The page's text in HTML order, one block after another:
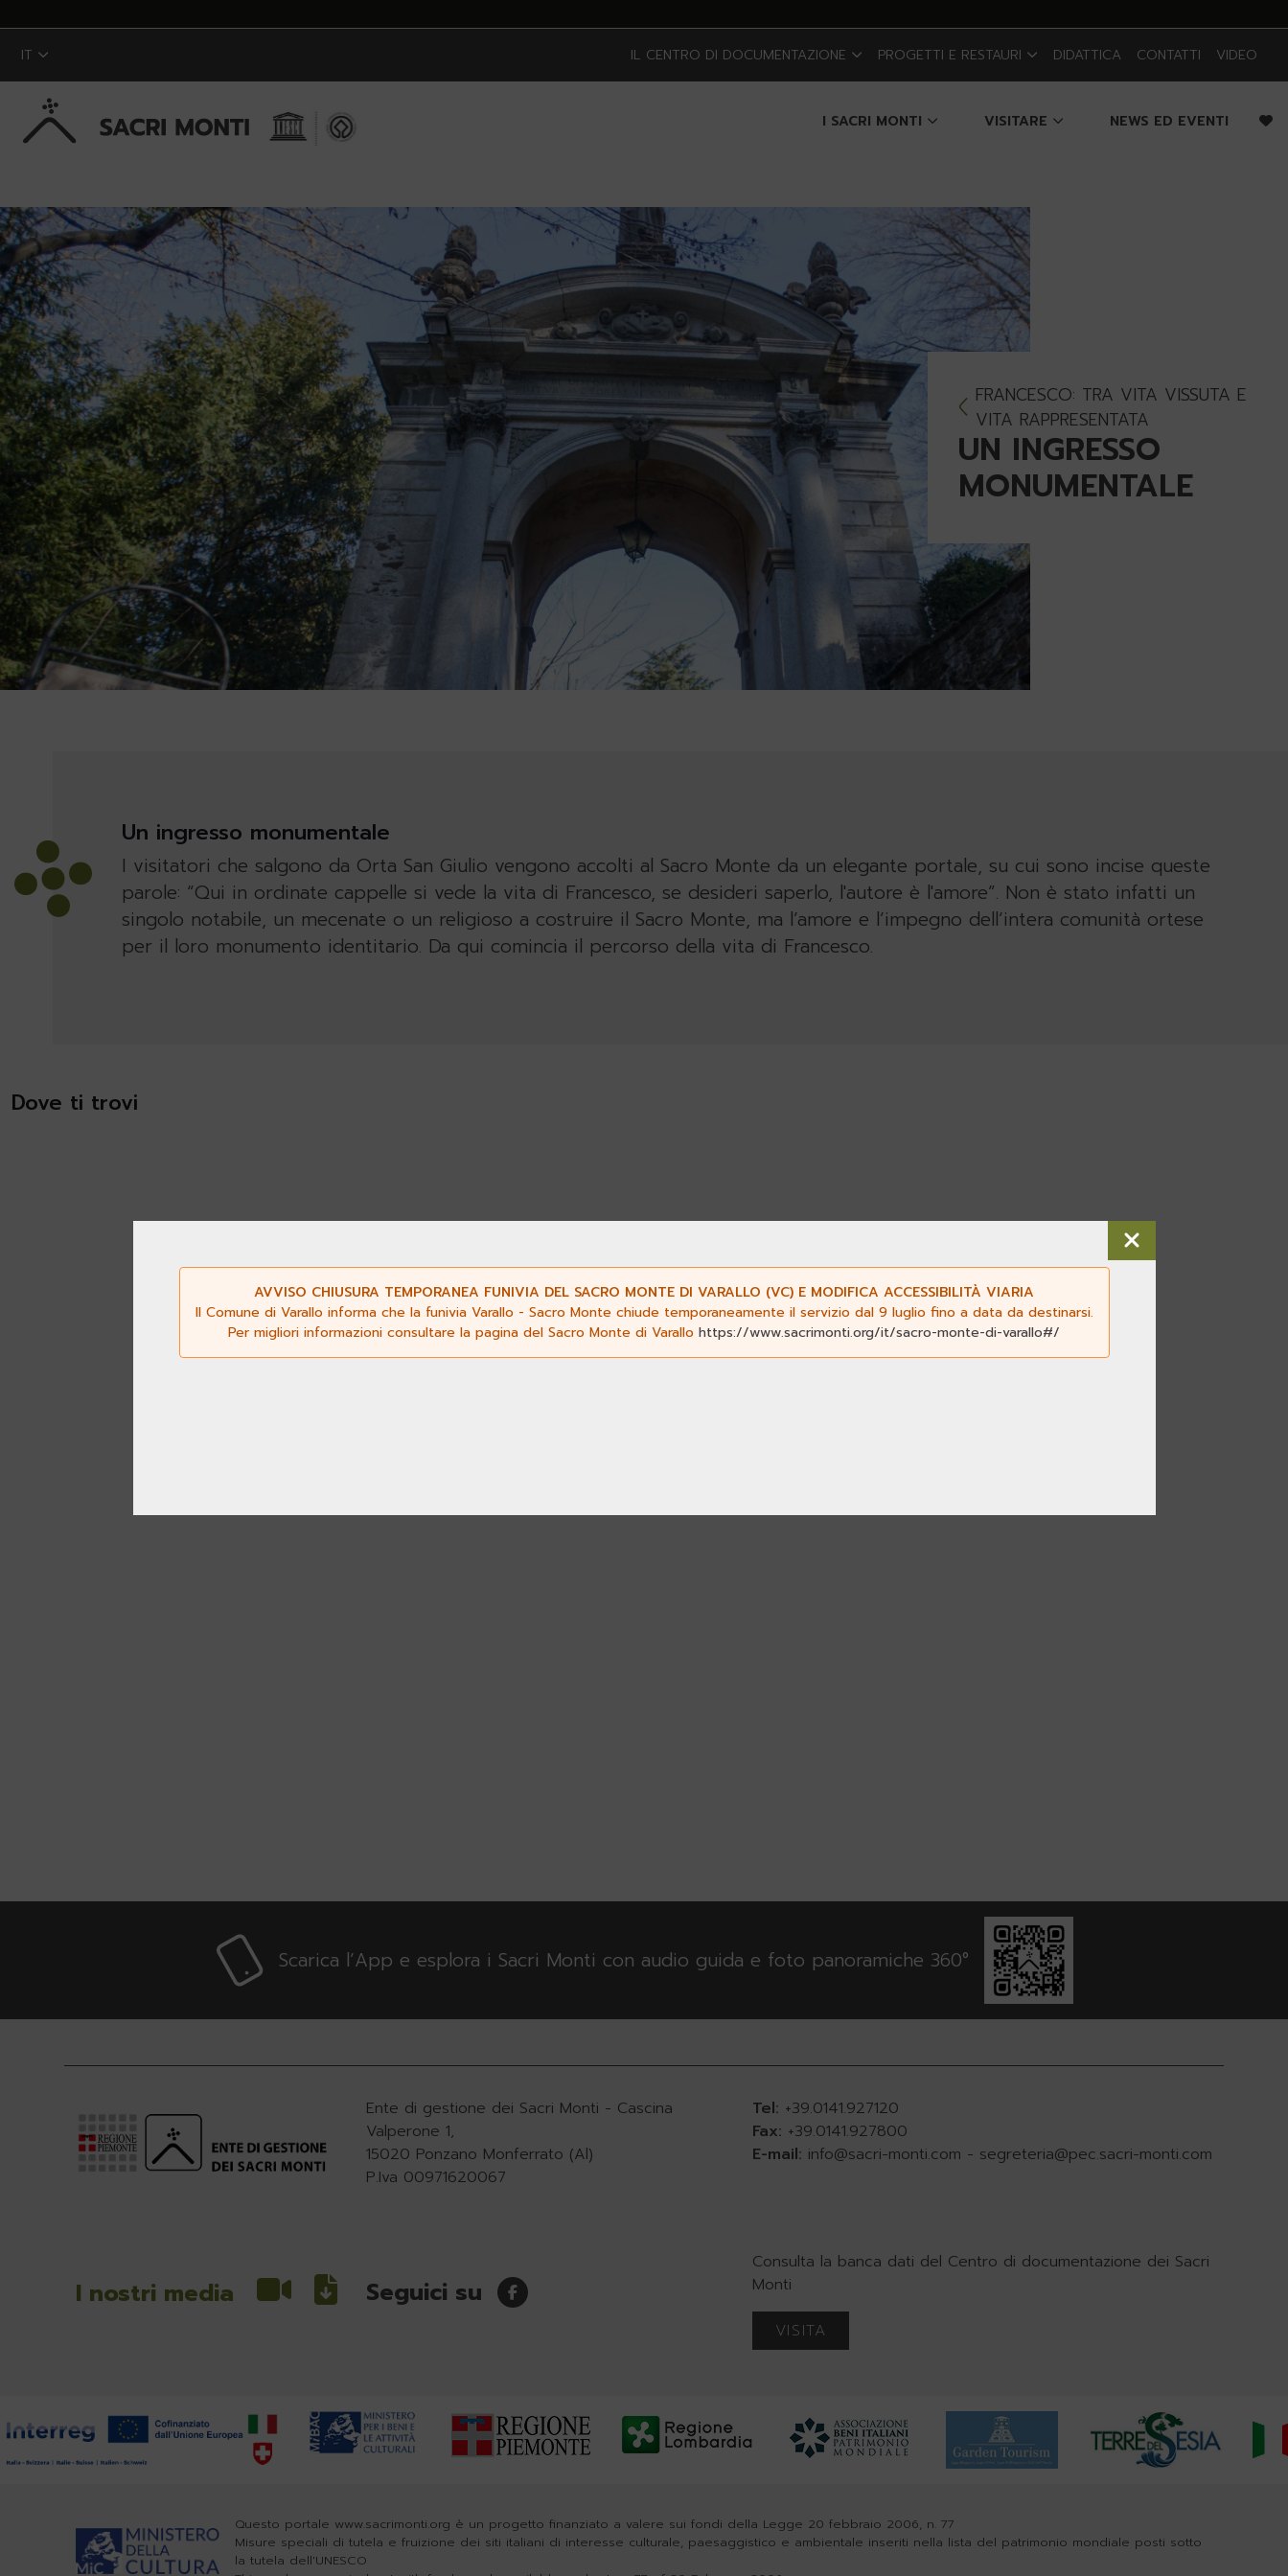
IT IL CENTRO DI DOCUMENTAZIONE PROGETTI E RESTAURI DIDATTICA CONTATTI VIDEO
I SACRI MONTI VISITARE NEWS ED EVENTI
FRANCESCO: TRA VITA VISSUTA E
VITA RAPPRESENTATA
UN INGRESSO
MONUMENTALE
Un ingresso monumentale
I visitatori che salgono da Orta San Giulio vengono accolti al Sacro Monte da un elegante portale, su cui sono incise queste
parole: “Qui in ordinate cappelle si vede la vita di Francesco, se desideri saperlo, l'autore è l'amore”. Non è stato infatti un
singolo notabile, un mecenate o un religioso a costruire il Sacro Monte, ma l’amore e l’impegno dell’intera comunità ortese
per il loro monumento identitario. Da qui comincia il percorso della vita di Francesco.
Dove ti trovi
Scarica l’App e esplora i Sacri Monti con audio guida e foto panoramiche 360°
Ente di gestione dei Sacri Monti - Cascina
Valperone 1,
15020 Ponzano Monferrato (Al)
P.Iva 00971620067
Tel: +39.0141.927120
Fax: +39.0141.927800
E-mail: info@sacri-monti.com - segreteria@pec.sacri-monti.com
I nostri media Seguici su
Consulta la banca dati del Centro di documentazione dei Sacri
Monti
VISITA
Questo portale www.sacrimonti.org è un progetto finanziato a valere sui fondi della Legge 20 febbraio 2006, n. 77
Misure speciali di tutela e fruizione dei siti italiani di interesse culturale, paesaggistico e ambientale inseriti nella lista del patrimonio mondiale posti sotto
la tutela dell'UNESCO
AVVISO CHIUSURA TEMPORANEA FUNIVIA DEL SACRO MONTE DI VARALLO (VC) E MODIFICA ACCESSIBILITÀ VIARIA
Il Comune di Varallo informa che la funivia Varallo - Sacro Monte chiude temporaneamente il servizio dal 9 luglio fino a data da destinarsi.
Per migliori informazioni consultare la pagina del Sacro Monte di Varallo https://www.sacrimonti.org/it/sacro-monte-di-varallo#/